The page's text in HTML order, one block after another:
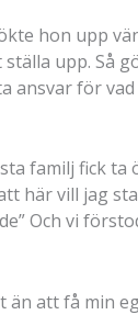
hon upp
upp. Så
ansvar för
familj fick ta
här vill jag
Och vi
än att få min